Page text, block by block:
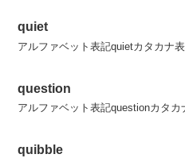
quiet
アルファベット表記quietカタカナ
question
アルファベット表記questionカタ
quibble